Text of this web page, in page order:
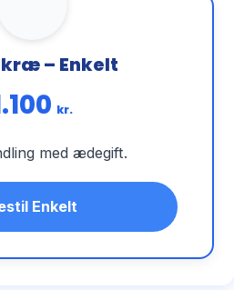
– Enkelt
kr.
med ædegift.
Enkelt